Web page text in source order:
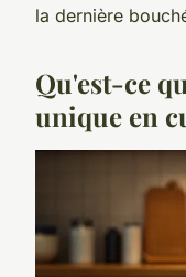
la dernière
Qu'est-ce
unique en